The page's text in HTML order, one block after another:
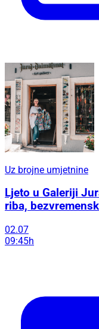
Uz brojne umjetnine
Ljeto u Galeriji
riba,
02.07
09:45h